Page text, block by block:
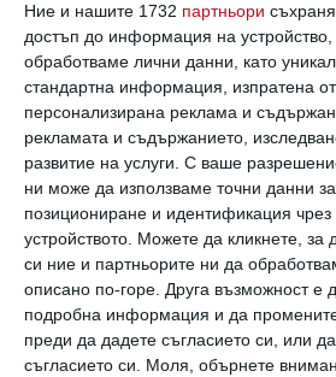
Ние и нашите 1732 партньори
достъп до информация на устройство,
обработваме лични данни, като
стандартна информация, изпратена от
персонализирана реклама и
рекламата и съдържанието,
развитие на услуги. С ваше
ни може да използваме точни данни
позициониране и идентификация чрез
устройството. Можете да кликнете, за
си ние и партньорите ни да
описано по-горе. Друга възможност е
подробна информация и да
преди да дадете съгласието си, или
съгласието си. Моля, обърнете
Трябва да сте регистриран
напишете
Виж всички коментари
Най нови